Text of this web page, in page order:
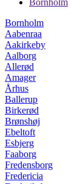
Bornholm
Bornholm
Aabenraa
Aakirkeby
Aalborg
Allerød
Amager
Århus
Ballerup
Birkerød
Brønshøj
Ebeltoft
Esbjerg
Faaborg
Fredensborg
Fredericia